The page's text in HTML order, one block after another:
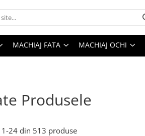
MACHIAJ FATA MACHIAJ OCHI
Produsele
1-24 din 513 produse